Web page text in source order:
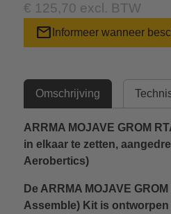
€ 125,70 excl. BTW
mail Informeer wanneer
Omschrijving
ARRMA MOJAVE GROM
in elkaar te zetten,
Aerobertics)
De ARRMA MOJAVE
Assemble) Kit is